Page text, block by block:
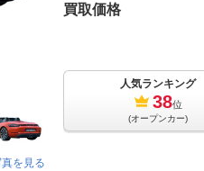
を見る
買取価格
人気ランキング
38位
(オープンカー)